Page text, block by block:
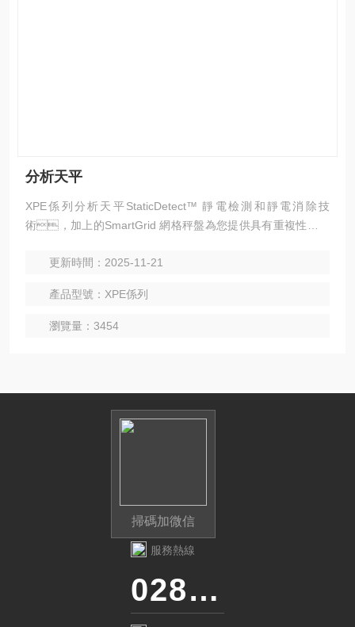
分析天平
XPE係列分析天平StaticDetect™ 靜電檢測和靜電消除技
術，加上的SmartGrid 網格秤盤為您提供具有重複性的可
用 TestManager™ 測試管理功能輕鬆進行日常測試可提高您
更新時間：2025-11-21
產品型號：XPE係列
瀏覽量：3454
掃碼加微信
服務熱線
028-87741718